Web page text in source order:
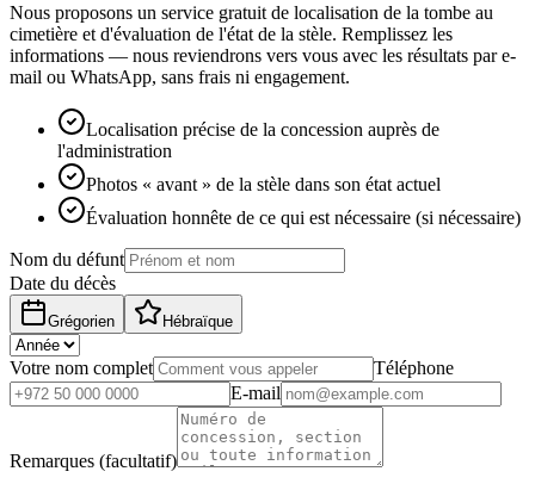
Nous proposons un service gratuit de localisation de la tombe au
cimetière et d'évaluation de l'état de la stèle. Remplissez les
informations — nous reviendrons vers vous avec les résultats par e-
mail ou WhatsApp, sans frais ni engagement.
Localisation précise de la concession auprès de
l'administration
Photos « avant » de la stèle dans son état actuel
Évaluation honnête de ce qui est nécessaire (si nécessaire)
Nom du défunt
Date du décès
Grégorien Hébraïque
Votre nom complet
Téléphone
E-mail
Remarques (facultatif)